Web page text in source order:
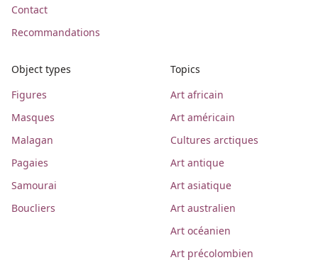
Contact
Recommandations
Object types
Figures
Masques
Malagan
Pagaies
Samourai
Boucliers
Topics
Art africain
Art américain
Cultures arctiques
Art antique
Art asiatique
Art australien
Art océanien
Art précolombien